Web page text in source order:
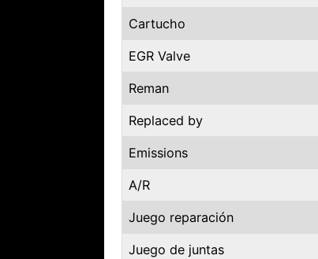
Cartucho
EGR Valve
Reman
Replaced by
Emissions
A/R
Juego reparación
Juego de juntas